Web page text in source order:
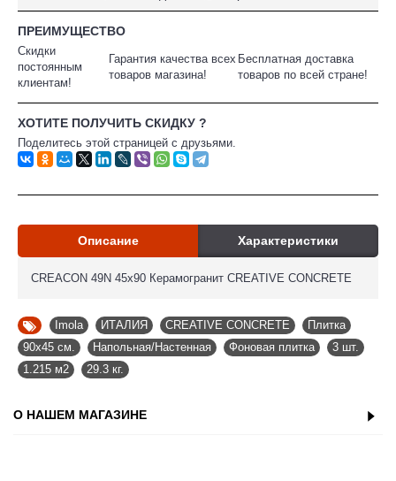
ПРЕИМУЩЕСТВО
Скидки
постоянным
клиентам!
Гарантия качества всех
товаров магазина!
Бесплатная доставка
товаров по всей стране!
ХОТИТЕ ПОЛУЧИТЬ СКИДКУ ?
Поделитесь этой страницей с друзьями.
Описание Характеристики
CREACON 49N 45x90 Керамогранит CREATIVE CONCRETE
Imola ИТАЛИЯ CREATIVE CONCRETE Плитка
90x45 см.
Напольная/Настенная Фоновая плитка 3 шт.
1.215 м2
29.3 кг.
О НАШЕМ МАГАЗИНЕ